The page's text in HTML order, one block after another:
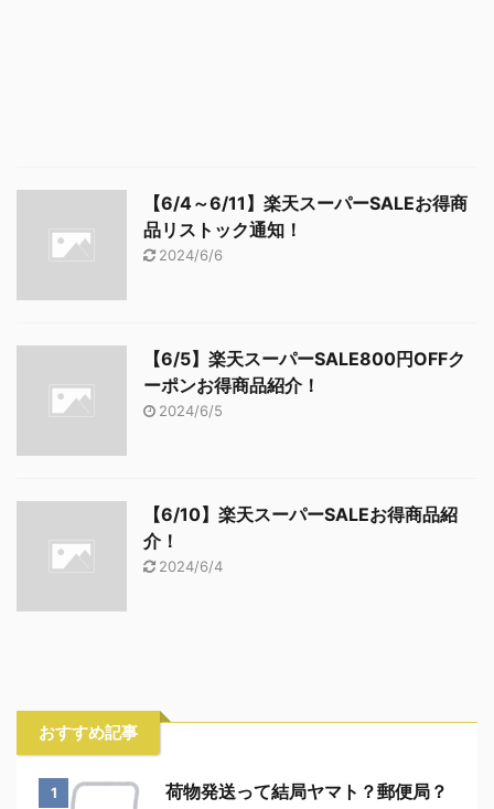
【6/4～6/11】楽天スーパーSALEお得商
品リストック通知！
2024/6/6
【6/5】楽天スーパーSALE800円OFFク
ーポンお得商品紹介！
2024/6/5
【6/10】楽天スーパーSALEお得商品紹
介！
2024/6/4
おすすめ記事
1
荷物発送って結局ヤマト？郵便局？